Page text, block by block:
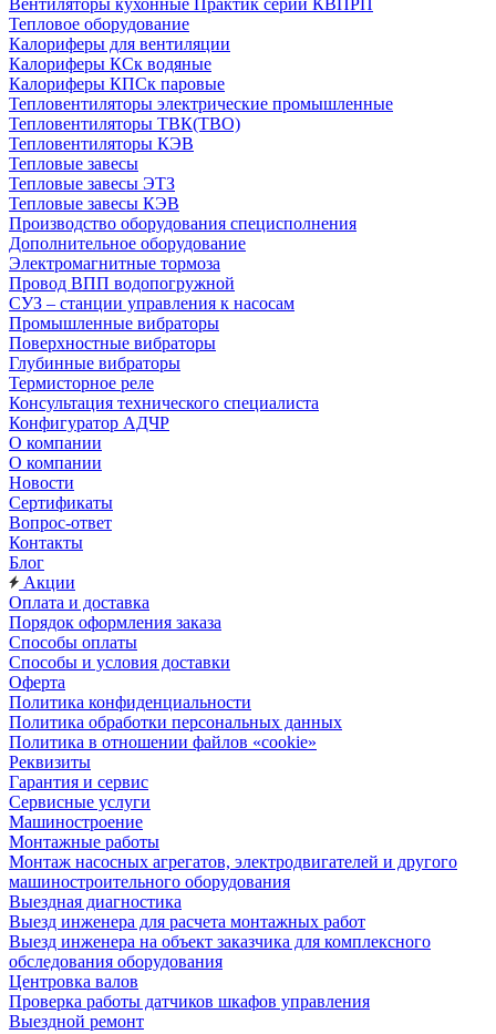
Вентиляторы кухонные Практик серии КВПРП
Тепловое оборудование
Калориферы для вентиляции
Калориферы КСк водяные
Калориферы КПСк паровые
Тепловентиляторы электрические промышленные
Тепловентиляторы ТВК(ТВО)
Тепловентиляторы КЭВ
Тепловые завесы
Тепловые завесы ЭТЗ
Тепловые завесы КЭВ
Производство оборудования специсполнения
Дополнительное оборудование
Электромагнитные тормоза
Провод ВПП водопогружной
СУЗ – станции управления к насосам
Промышленные вибраторы
Поверхностные вибраторы
Глубинные вибраторы
Термисторное реле
Консультация технического специалиста
Конфигуратор АДЧР
О компании
О компании
Новости
Сертификаты
Вопрос-ответ
Контакты
Блог
Акции
Оплата и доставка
Порядок оформления заказа
Способы оплаты
Способы и условия доставки
Оферта
Политика конфиденциальности
Политика обработки персональных данных
Политика в отношении файлов «cookie»
Реквизиты
Гарантия и сервис
Сервисные услуги
Машиностроение
Монтажные работы
Монтаж насосных агрегатов, электродвигателей и другого
машиностроительного оборудования
Выездная диагностика
Выезд инженера для расчета монтажных работ
Выезд инженера на объект заказчика для комплексного
обследования оборудования
Центровка валов
Проверка работы датчиков шкафов управления
Выездной ремонт